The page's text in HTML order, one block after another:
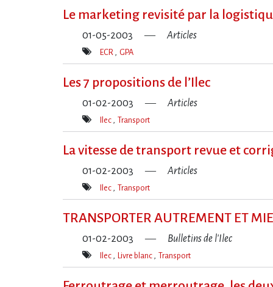
Le marketing revisité par la
01-05-2003 Articles
Mot(s)-
ECR GPA
Les 7 propositions de l’Ilec
01-02-2003 Articles
Mot(s)-
Ilec Transport
La vitesse de transport revue et
01-02-2003 Articles
Mot(s)-
Ilec Transport
TRANSPORTER AUTREMENT ET
01-02-2003 Bulletins de l'Ilec
Mot(s)-
Ilec Livre blanc Transport